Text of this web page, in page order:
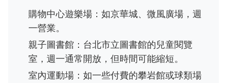
購物中心遊樂場：如京華城、微風廣場，週
一營業。
親子圖書館：台北市立圖書館的兒童閱覽
室，週一通常開放，但時間可能縮短。
室內運動場：如一些付費的攀岩館或球類場